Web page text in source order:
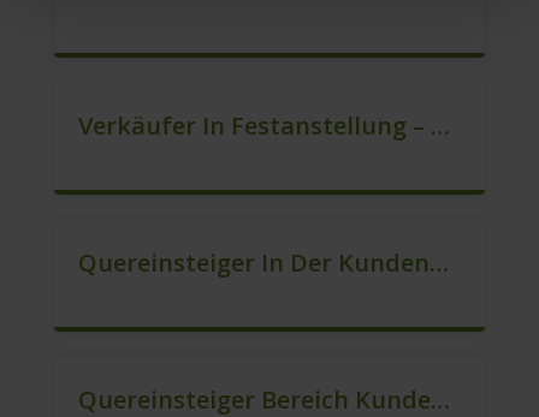
Verkäufer In Festanstellung – Top Gehalt (m/w/d)
Quereinsteiger In Der Kundenberatung (m/w/d)
Quereinsteiger Bereich Kundenberatung (m/w/d)